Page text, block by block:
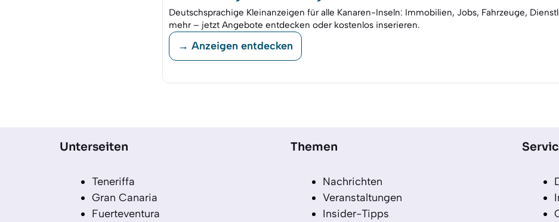
Deutschsprachige Kleinanzeigen für alle Kanaren-Inseln: Immobilien, Jobs, Fahrzeuge,
mehr – jetzt Angebote entdecken oder kostenlos inserieren.
→ Anzeigen entdecken
Unterseiten
Teneriffa
Gran Canaria
Fuerteventura
Themen
Nachrichten
Veranstaltungen
Insider-Tipps